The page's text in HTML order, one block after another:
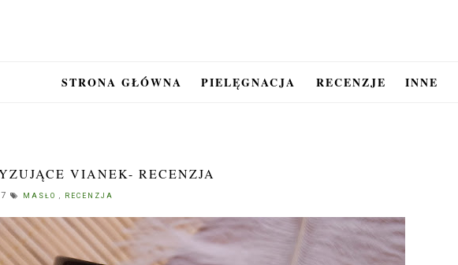
STRONA GŁÓWNA PIELĘGNACJA RECENZJE INNE
VIANEK- RECENZJA
7 MASŁO RECENZJA